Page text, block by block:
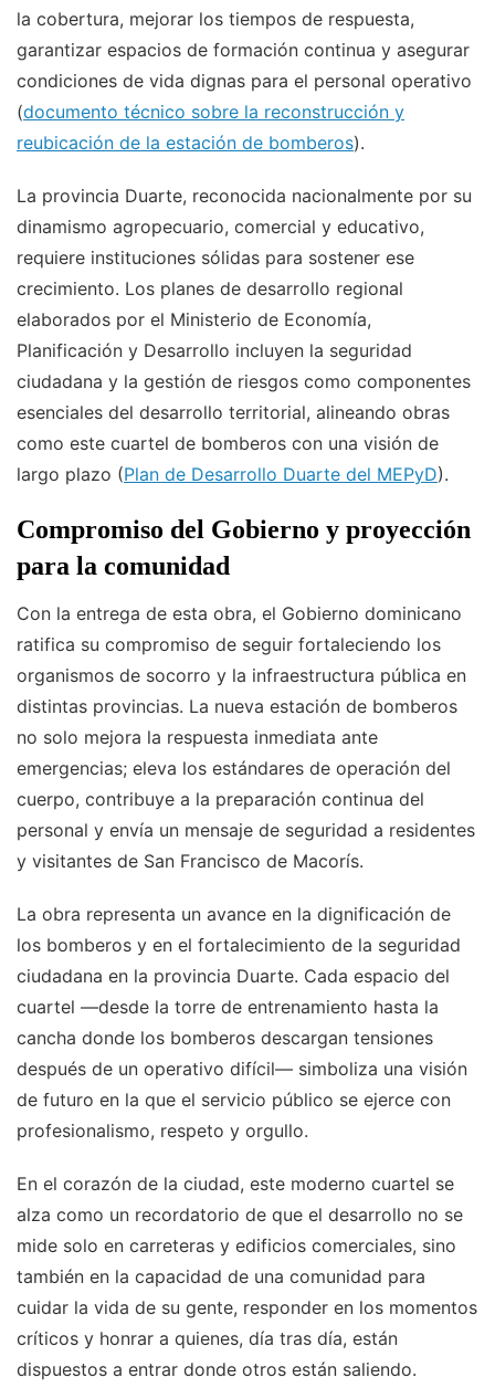
la cobertura, mejorar los tiempos de respuesta,
garantizar espacios de formación continua y asegurar
condiciones de vida dignas para el personal operativo
(documento técnico sobre la reconstrucción y
reubicación de la estación de bomberos).
La provincia Duarte, reconocida nacionalmente por su
dinamismo agropecuario, comercial y educativo,
requiere instituciones sólidas para sostener ese
crecimiento. Los planes de desarrollo regional
elaborados por el Ministerio de Economía,
Planificación y Desarrollo incluyen la seguridad
ciudadana y la gestión de riesgos como componentes
esenciales del desarrollo territorial, alineando obras
como este cuartel de bomberos con una visión de
largo plazo (Plan de Desarrollo Duarte del MEPyD).
Compromiso del Gobierno y proyección
para la comunidad
Con la entrega de esta obra, el Gobierno dominicano
ratifica su compromiso de seguir fortaleciendo los
organismos de socorro y la infraestructura pública en
distintas provincias. La nueva estación de bomberos
no solo mejora la respuesta inmediata ante
emergencias; eleva los estándares de operación del
cuerpo, contribuye a la preparación continua del
personal y envía un mensaje de seguridad a residentes
y visitantes de San Francisco de Macorís.
La obra representa un avance en la dignificación de
los bomberos y en el fortalecimiento de la seguridad
ciudadana en la provincia Duarte. Cada espacio del
cuartel —desde la torre de entrenamiento hasta la
cancha donde los bomberos descargan tensiones
después de un operativo difícil— simboliza una visión
de futuro en la que el servicio público se ejerce con
profesionalismo, respeto y orgullo.
En el corazón de la ciudad, este moderno cuartel se
alza como un recordatorio de que el desarrollo no se
mide solo en carreteras y edificios comerciales, sino
también en la capacidad de una comunidad para
cuidar la vida de su gente, responder en los momentos
críticos y honrar a quienes, día tras día, están
dispuestos a entrar donde otros están saliendo.